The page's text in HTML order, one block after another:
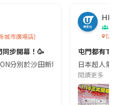
城市廣場店)
同步開幕！🥳
分別於沙田新城市廣場及屯門 V
HK
屯門都有
日本超人氣
閱讀更多